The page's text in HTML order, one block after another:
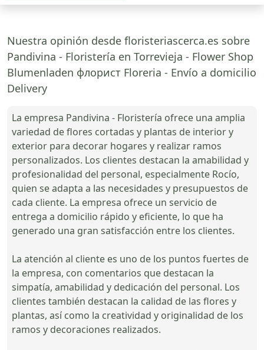
Nuestra opinión desde floristeriascerca.es sobre
Pandivina - Floristería en Torrevieja - Flower Shop
Blumenladen флорист Floreria - Envío a domicilio
Delivery
La empresa Pandivina - Floristería ofrece una amplia
variedad de flores cortadas y plantas de interior y
exterior para decorar hogares y realizar ramos
personalizados. Los clientes destacan la amabilidad y
profesionalidad del personal, especialmente Rocío,
quien se adapta a las necesidades y presupuestos de
cada cliente. La empresa ofrece un servicio de
entrega a domicilio rápido y eficiente, lo que ha
generado una gran satisfacción entre los clientes.
La atención al cliente es uno de los puntos fuertes de
la empresa, con comentarios que destacan la
simpatía, amabilidad y dedicación del personal. Los
clientes también destacan la calidad de las flores y
plantas, así como la creatividad y originalidad de los
ramos y decoraciones realizados.